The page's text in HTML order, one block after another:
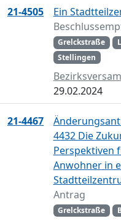
21-4505
Ein
Grelckstraße
Stellingen
29.02.2024
21-4467
4432 Die
Perspektiven
Anwohner in
Antrag
Grelckstraße